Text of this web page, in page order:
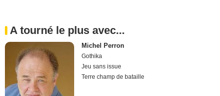
A tourné le plus avec...
Michel Perron
Gothika
Jeu sans issue
Terre champ de bataille